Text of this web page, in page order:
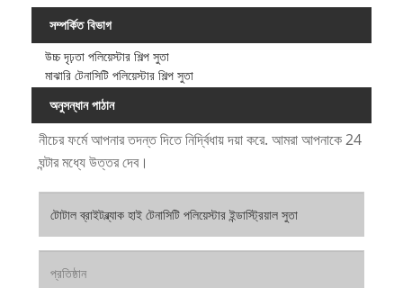
সম্পর্কিত বিভাগ
উচ্চ দৃঢ়তা পলিয়েস্টার শিল্প সুতা
মাঝারি টেনাসিটি পলিয়েস্টার শিল্প সুতা
অনুসন্ধান পাঠান
নীচের ফর্মে আপনার তদন্ত দিতে নির্দ্বিধায় দয়া করে. আমরা আপনাকে 24
ঘন্টার মধ্যে উত্তর দেব।